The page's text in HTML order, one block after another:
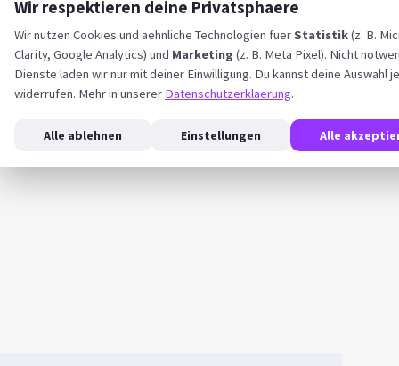
Wir respektieren deine Privatsphaere
Wir nutzen Cookies und aehnliche Technologien fuerStatistik(z. B.
Clarity, Google Analytics) und Marketing (z. B. Meta Pixel). Nicht
Dienste laden wir nur mit deiner Einwilligung. Du kannst deine Auswahl
widerrufen. Mehr in unserer Datenschutzerklaerung.
Alle ablehnen Einstellungen Alle